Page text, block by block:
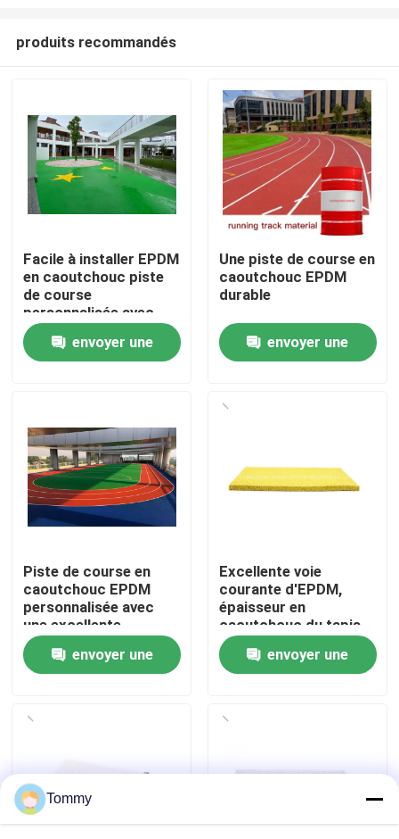
Accueil
Vidéos
À propos de nous
Contrôle de qualité
Nous contacter
Nouvelles
Cas
Demander un devis
produits recommandés
Facile à installer EPDM
en caoutchouc piste
de course
personnalisée avec
flexibilité UV
envoyer une
Une piste de course en
caoutchouc EPDM
durable
envoyer une
Piste de course en
caoutchouc EPDM
personnalisée avec
une excellente
absorption des chocs
et une résistance aux
UV
envoyer une
Excellente voie
courante d'EPDM,
épaisseur en
caoutchouc du tapis
15mm d'EPDM
envoyer une
Tommy